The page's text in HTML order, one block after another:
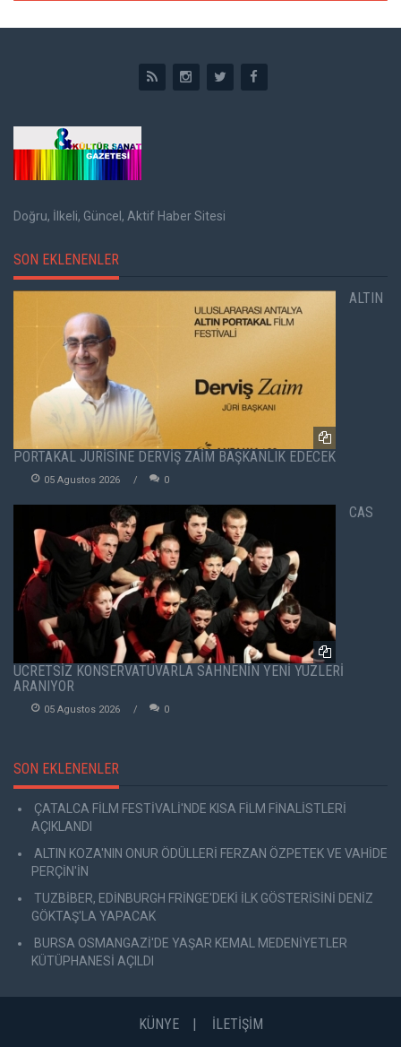
Doğru, İlkeli, Güncel, Aktif Haber Sitesi
SON EKLENENLER
ALTIN
PORTAKAL JÜRİSİNE DERVİŞ ZAİM BAŞKANLIK EDECEK
05 Agustos 2026 0
CAS
ÜCRETSİZ KONSERVATUVARLA SAHNENİN YENİ YÜZLERİ
ARANIYOR
05 Agustos 2026 0
SON EKLENENLER
ÇATALCA FİLM FESTİVALİ'NDE KISA FİLM FİNALİSTLERİ
AÇIKLANDI
ALTIN KOZA'NIN ONUR ÖDÜLLERİ FERZAN ÖZPETEK VE VAHİDE
PERÇİN'İN
TUZBİBER, EDİNBURGH FRİNGE'DEKİ İLK GÖSTERİSİNİ DENİZ
GÖKTAŞ'LA YAPACAK
BURSA OSMANGAZİ'DE YAŞAR KEMAL MEDENİYETLER
KÜTÜPHANESİ AÇILDI
KÜNYE İLETİŞİM